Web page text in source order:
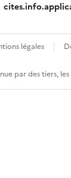
légales
par des tiers,